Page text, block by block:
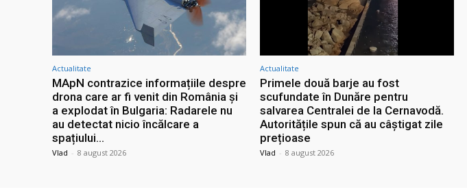
Actualitate
MApN contrazice informațiile despre
drona care ar fi venit din România și
a explodat în Bulgaria: Radarele nu
au detectat nicio încălcare a
spațiului...
Vlad - 8 august 2026
Actualitate
Primele două barje au fost
scufundate în Dunăre pentru
salvarea Centralei de la Cernavodă.
Autoritățile spun că au câștigat zile
prețioase
Vlad - 8 august 2026